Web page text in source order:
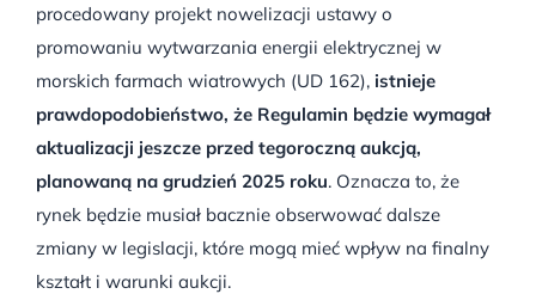
procedowany projekt nowelizacji ustawy o
promowaniu wytwarzania energii elektrycznej w
morskich farmach wiatrowych (UD 162), istnieje
prawdopodobieństwo, że Regulamin będzie wymagał
aktualizacji jeszcze przed tegoroczną aukcją,
planowaną na grudzień 2025 roku. Oznacza to, że
rynek będzie musiał bacznie obserwować dalsze
zmiany w legislacji, które mogą mieć wpływ na finalny
kształt i warunki aukcji.